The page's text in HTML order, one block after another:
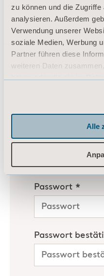
zu können und die
analysieren. Außerdem
Verwendung unserer
soziale Medien, Werbung
Partner führen diese
weiteren Daten
Alle